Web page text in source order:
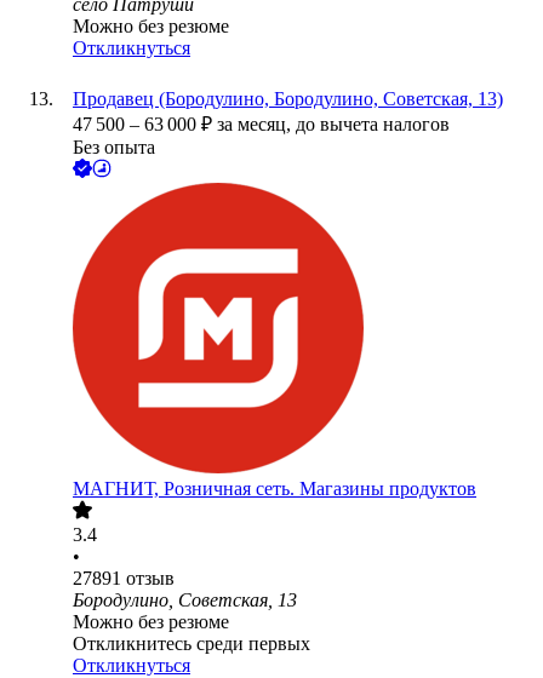
село Патруши
Можно без резюме
Откликнуться
Продавец (Бородулино, Бородулино, Советская, 13)
47 500 – 63 000 ₽ за месяц, до вычета налогов
Без опыта
МАГНИТ, Розничная сеть. Магазины продуктов
3.4
•
27891 отзыв
Бородулино, Советская, 13
Можно без резюме
Откликнитесь среди первых
Откликнуться